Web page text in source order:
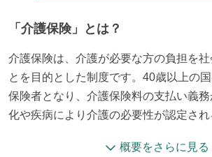
「 介護保険」とは？
介護保険は、介護が必要な方の負担を社
とを目的とした制度です。40歳以上の
保険者となり、介護保険料の支払い義
化や疾病により介護の必要性が認定さ
概要をさらに見る